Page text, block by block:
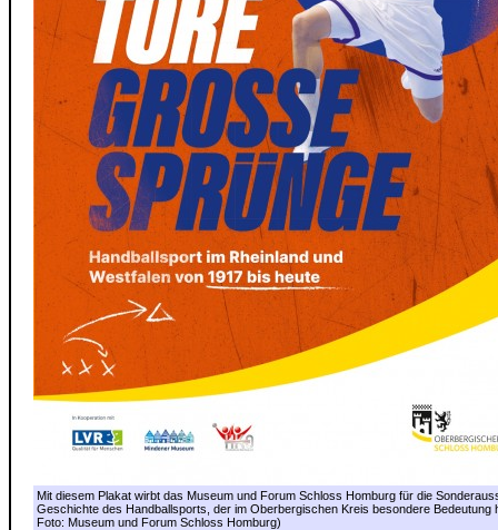
Mit diesem Plakat wirbt das Museum und Forum Schloss Homburg für die
Geschichte des Handballsports, der im Oberbergischen Kreis besondere Bedeutung
Foto: Museum und Forum Schloss Homburg)